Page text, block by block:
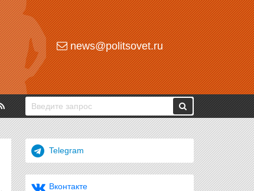
news@politsovet.ru
Telegram
Вконтакте